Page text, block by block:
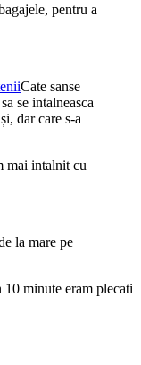
pentru a
Cate sanse
se intalneasca
dar care s-a
mai intalnit cu
la mare pe
minute eram plecati